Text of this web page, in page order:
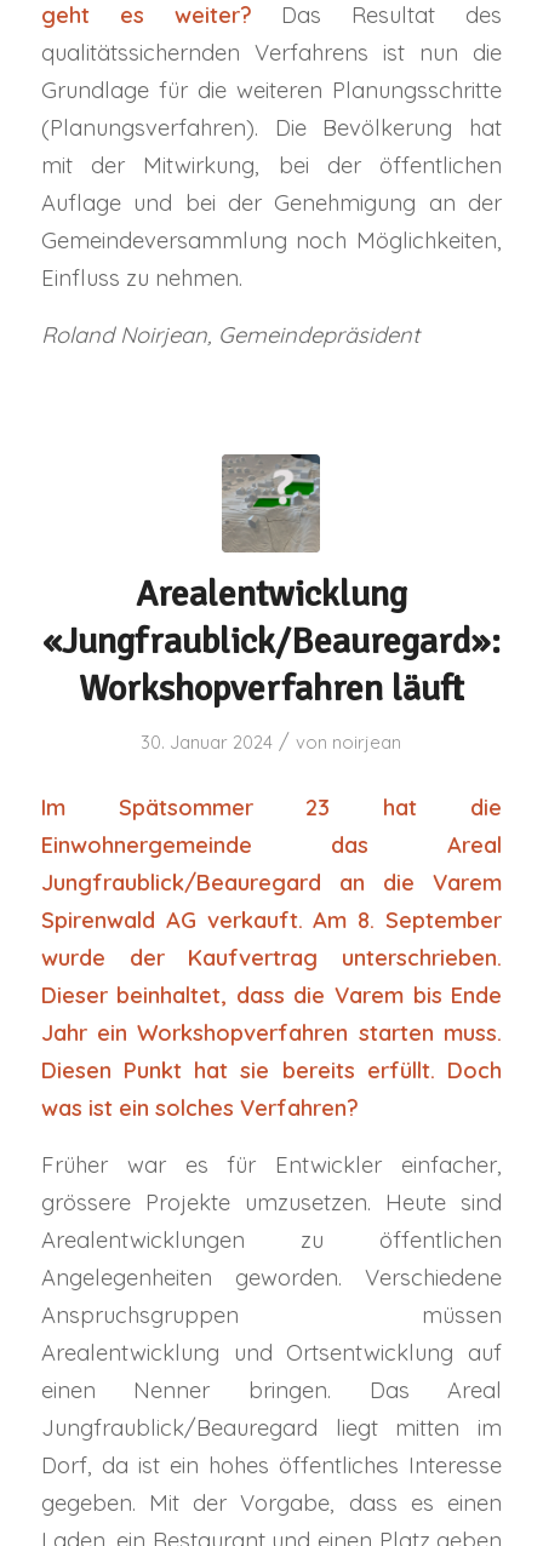
geht es weiter? Das Resultat des
qualitätssichernden Verfahrens ist nun die
Grundlage für die weiteren Planungsschritte
(Planungsverfahren). Die Bevölkerung hat
mit der Mitwirkung, bei der öffentlichen
Auflage und bei der Genehmigung an der
Gemeindeversammlung noch Möglichkeiten,
Einfluss zu nehmen.
Roland Noirjean, Gemeindepräsident
Arealentwicklung
«Jungfraublick/Beauregard»:
Workshopverfahren läuft
30. Januar 2024 / von noirjean
Im Spätsommer 23 hat die
Einwohnergemeinde das Areal
Jungfraublick/Beauregard an die Varem
Spirenwald AG verkauft. Am 8. September
wurde der Kaufvertrag unterschrieben.
Dieser beinhaltet, dass die Varem bis Ende
Jahr ein Workshopverfahren starten muss.
Diesen Punkt hat sie bereits erfüllt. Doch
was ist ein solches Verfahren?
Früher war es für Entwickler einfacher,
grössere Projekte umzusetzen. Heute sind
Arealentwicklungen zu öffentlichen
Angelegenheiten geworden. Verschiedene
Anspruchsgruppen müssen
Arealentwicklung und Ortsentwicklung auf
einen Nenner bringen. Das Areal
Jungfraublick/Beauregard liegt mitten im
Dorf, da ist ein hohes öffentliches Interesse
gegeben. Mit der Vorgabe, dass es einen
Laden, ein Restaurant und einen Platz geben